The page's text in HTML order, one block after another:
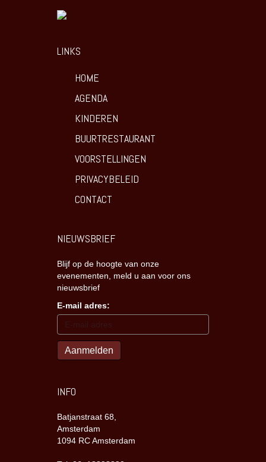
LINKS
HOME
AGENDA
KINDEREN
BUURTRESTAURANT
VOORSTELLINGEN
PRIVACYBELEID
CONTACT
NIEUWSBRIEF
Blijf op de hoogte van onze
evenementen, meld u aan voor ons
nieuwsbrief
E-mail adres:
INFO
Batjanstraat 68,
Amsterdam
1094 RC Amsterdam